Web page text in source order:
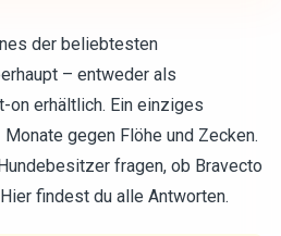
der beliebtesten
– entweder als
on erhältlich. Ein einziges
gegen Flöhe und Zecken.
fragen, ob Bravecto
findest du alle Antworten.